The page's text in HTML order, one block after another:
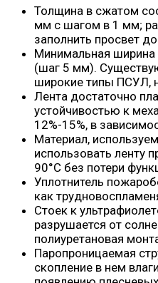
Толщина в сжатом
мм с шагом в 1 мм;
заполнить просвет
Минимальная
(шаг 5 мм).
широкие типы ПСУЛ,
Лента достаточно
устойчивостью к
12%-15%, в
Материал,
использовать ленту
90°C без потери
Уплотнитель
как
Стоек к
разрушается от
полиуретановая
Паропроницаемая
скопление в нем